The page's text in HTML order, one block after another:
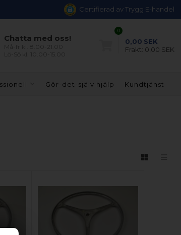
Certifierad av Trygg E-handel
Chatta med oss!
0
0,00 SEK
Frakt: 0,00 SEK
Gör-det-själv hjälp Kundtjänst